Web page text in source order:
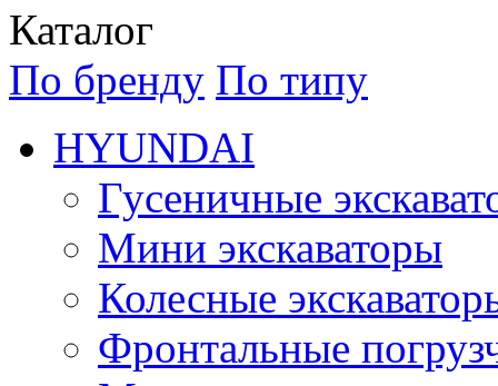
Каталог
По бренду По типу
HYUNDAI
Гусеничные
Мини экскаваторы
Колесные
Фронтальные